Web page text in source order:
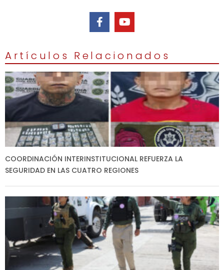
Artículos Relacionados
COORDINACIÓN INTERINSTITUCIONAL REFUERZA LA
SEGURIDAD EN LAS CUATRO REGIONES